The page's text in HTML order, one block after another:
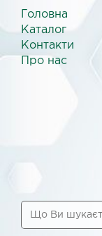
Головна
Каталог
Контакти
Про нас